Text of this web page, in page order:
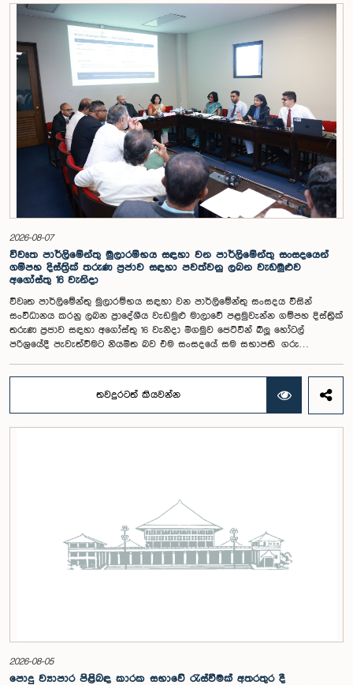
පාර්ලිමේන්තුවේදී පසුගියදා රැස් වූ අවස්ථාවේදීය.එහිදී 2004, 2007 සහ 2022
වසරවල පාර්ලිමේන්තු තේරීම් කාරක සභා වාර්තා මෙන්ම පුද්ගලයන් හා
සංවිධාන විසින් ඉදිරිපත් කර ඇති යෝජනා 31ක් පදනම් කර ගනිමින් මැතිවරණ
ප්‍රතිසංස්කරණ සම්බන්ධයෙන් දීර්ඝ ලෙස සාකච්ඡා කෙරිණි.සාකච්ඡාවේදී පළාත්
පාලන මැතිවරණ ක්‍රමය සඳහා මිශ්‍ර මැතිවරණ ක්‍රමයක් හඳුන්වා දීම, සුළු පක්ෂ
හා සුළුතර කණ්ඩායම්වල නියෝජනය තහවුරු කිරීම, කාන්තා නියෝජනය
වැඩිදියුණු කිරීම, විද්‍යුත් ඡන්ද ක්‍රමවේදයක් හඳුන්වා දීම සහ කල්තියා ඡන්දය
ප්‍රකාශ කිරීමේ පහසුකම් සැලසීම ඇතුළු යෝජනා පිළිබඳව අවධානය යොමු
විය. එමෙන්ම විදේශගත ශ්‍රී ලාංකිකයන්ට ඡන්ද අයිතිය ලබාදීම සම්බන්ධයෙන්
වන යෝජනා පිළිබඳව ද සලකා බැලුණු අතර, ඒ සඳහා අවශ්‍ය නීතිමය හා
පරිපාලනමය ප්‍රතිපාදන පිළිබඳ වැඩිදුර අධ්‍යයනය කිරීමේ අවශ්‍යතාව
අවධාරණය කෙරිණි.කාරක සභාව විසින් පත් කළ විශේෂඥ මණ්ඩලය මඟින්
ලැබී ඇති යෝජනා 31 සහ පූර්ව පාර්ලිමේන්තු තේරීම් කාරක සභා වාර්තා
විශ්ලේෂණය කර ප්‍රායෝගික නිර්දේශ සහිත වාර්තාවක් සකස් කිරීමට නියමිත
අතර, එම නිර්දේශ සමාලෝචනය කිරීම සඳහා ඉදිරි කටයුතු සිදු කිරීමට කාරක
සභාව තීරණය කළේය.මෙම රැස්වීමට කාරක සභා සාමාජික ගරු අමාත්‍ය
ආචාර්ය උපාලි පන්නිලගේ මහතා සහ ගරු පාර්ලිමේන්තු මන්ත්‍රීවරුන් වන රවී
කරුණානායක, රුවන්තිලක ජයකොඩි සහ කදිරවේලු ෂන්මුගම් කුගදාසන් යන
මහත්වරු සහභාගී වූහ.
2026-08-07
විවෘත පාර්ලිමේන්තු මුලාරම්භය සඳහා වන පාර්ලිමේන්තු සංසදයෙන්
ගම්පහ දිස්ත්‍රික් තරුණ ප්‍රජාව සඳහා පවත්වනු ලබන වැඩමුළුව
අගෝස්තු 16 වැනිදා
විවෘත පාර්ලිමේන්තු මුලාරම්භය සඳහා වන පාර්ලිමේන්තු සංසදය විසින්
සංවිධානය කරනු ලබන ප්‍රාදේශීය වැඩමුළු මාලාවේ පළමුවැන්න ගම්පහ දිස්ත්‍රික්
තරුණ ප්‍රජාව සඳහා අගෝස්තු 16 වැනිදා මීගමුව ජෙට්වින් බ්ලූ හෝටල්
පරිශ්‍රයේදී පැවැත්වීමට නියමිත බව එම සංසදයේ සම සභාපති ගරු
සහභාගීත්වයෙන් විවෘත පාර්ලිමේන්තු සංකල්පය තවදුරටත් ප්‍රවර්ධනය කිරීමේ
අරමුණින් මෙම වැඩමුළු මාලාව සංවිධානය කෙරෙන අතර සංසදයේ සාමාජික
මන්ත්‍රීවරු මෙන්ම ගම්පහ දිස්ත්‍රික් පාර්ලිමේන්තු මන්ත්‍රීවරුන් ද මෙම අවස්ථාවට
සංසදයේ සාමාජික මන්ත්‍රීවරු සහ වැඩමුළු මාලාව සඳහා අනුග්‍රාහකත්වය
සපයන සංවර්ධන සහකරු වන CII (Coalition for Inclusive Impact)
ආයතනයේ නියෝජිතයෝ එක්ව සිටියහ.මෙම වැඩමුළුව සඳහා සහභාගීවීමට
අපේක්ෂා කරන ගම්පහ දිස්ත්‍රික්කයේ වයස අවු 18 – 35 අතර තරුණ තරුණියන්
https://forms.gle/aVp5UzhLbtPSmVap8 සබැඳිය ඔස්සේ අදාළ පෝරමය
සම්පූර්ණ කොට ලියාපදිංචි විය විය යුතුය.
තවදුරටත් කියවන්න
2026-08-05
පොදු ව්‍යාපාර පිළිබඳ කාරක සභාවේ රැස්වීමක් අතරතුර දී